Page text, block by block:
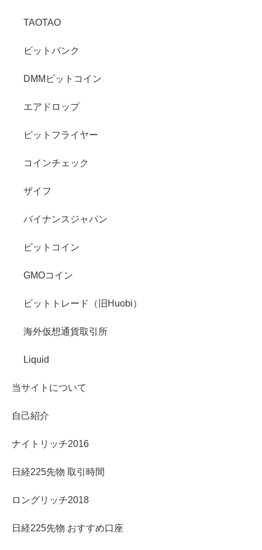
TAOTAO
ビットバンク
DMMビットコイン
エアドロップ
ビットフライヤー
コインチェック
ザイフ
バイナンスジャパン
ビットコイン
GMOコイン
ビットトレード（旧Huobi）
海外仮想通貨取引所
Liquid
当サイトについて
自己紹介
ナイトリッチ2016
日経225先物 取引時間
ロングリッチ2018
日経225先物 おすすめ口座